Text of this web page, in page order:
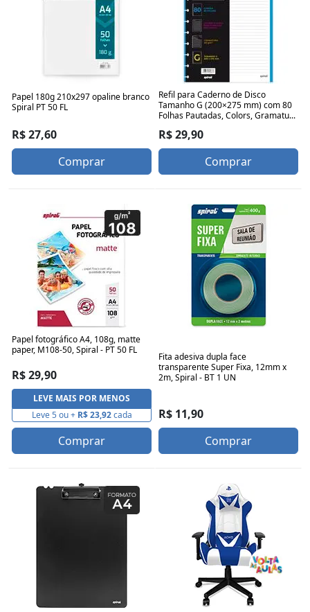
Papel 180g 210x297 opaline branco
Spiral PT 50 FL
R$ 27,60
Comprar
Refil para Caderno de Disco
Tamanho G (200×275 mm) com 80
Folhas Pautadas, Colors, Gramatu...
R$ 29,90
Comprar
Papel fotográfico A4, 108g, matte
paper, M108-50, Spiral - PT 50 FL
R$ 29,90
LEVE MAIS POR MENOS
Leve 5 ou + R$ 23,92cada
Comprar
Fita adesiva dupla face
transparente Super Fixa, 12mm x
2m, Spiral - BT 1 UN
R$ 11,90
Comprar